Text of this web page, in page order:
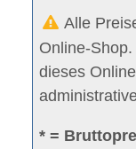
Alle
Online-
dieses
* =